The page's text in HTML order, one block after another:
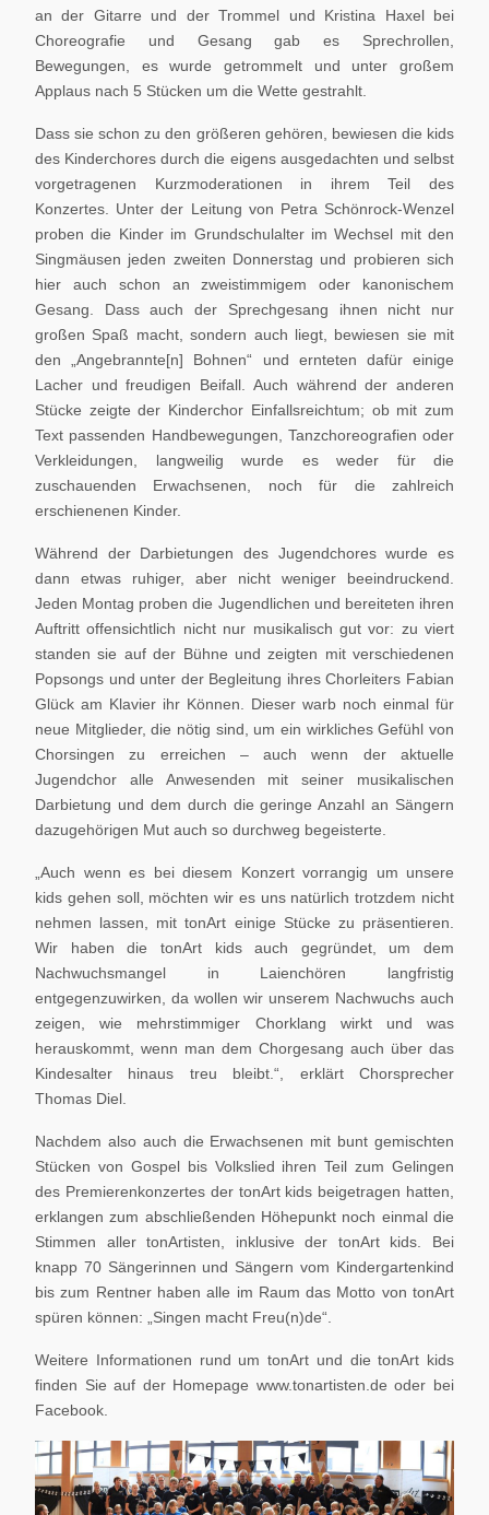
an der Gitarre und der Trommel und Kristina Haxel bei
Choreografie und Gesang gab es Sprechrollen,
Bewegungen, es wurde getrommelt und unter großem
Applaus nach 5 Stücken um die Wette gestrahlt.
Dass sie schon zu den größeren gehören, bewiesen die kids
des Kinderchores durch die eigens ausgedachten und selbst
vorgetragenen Kurzmoderationen in ihrem Teil des
Konzertes. Unter der Leitung von Petra Schönrock-Wenzel
proben die Kinder im Grundschulalter im Wechsel mit den
Singmäusen jeden zweiten Donnerstag und probieren sich
hier auch schon an zweistimmigem oder kanonischem
Gesang. Dass auch der Sprechgesang ihnen nicht nur
großen Spaß macht, sondern auch liegt, bewiesen sie mit
den „Angebrannte[n] Bohnen“ und ernteten dafür einige
Lacher und freudigen Beifall. Auch während der anderen
Stücke zeigte der Kinderchor Einfallsreichtum; ob mit zum
Text passenden Handbewegungen, Tanzchoreografien oder
Verkleidungen, langweilig wurde es weder für die
zuschauenden Erwachsenen, noch für die zahlreich
erschienenen Kinder.
Während der Darbietungen des Jugendchores wurde es
dann etwas ruhiger, aber nicht weniger beeindruckend.
Jeden Montag proben die Jugendlichen und bereiteten ihren
Auftritt offensichtlich nicht nur musikalisch gut vor: zu viert
standen sie auf der Bühne und zeigten mit verschiedenen
Popsongs und unter der Begleitung ihres Chorleiters Fabian
Glück am Klavier ihr Können. Dieser warb noch einmal für
neue Mitglieder, die nötig sind, um ein wirkliches Gefühl von
Chorsingen zu erreichen – auch wenn der aktuelle
Jugendchor alle Anwesenden mit seiner musikalischen
Darbietung und dem durch die geringe Anzahl an Sängern
dazugehörigen Mut auch so durchweg begeisterte.
„Auch wenn es bei diesem Konzert vorrangig um unsere
kids gehen soll, möchten wir es uns natürlich trotzdem nicht
nehmen lassen, mit tonArt einige Stücke zu präsentieren.
Wir haben die tonArt kids auch gegründet, um dem
Nachwuchsmangel in Laienchören langfristig
entgegenzuwirken, da wollen wir unserem Nachwuchs auch
zeigen, wie mehrstimmiger Chorklang wirkt und was
herauskommt, wenn man dem Chorgesang auch über das
Kindesalter hinaus treu bleibt.“, erklärt Chorsprecher
Thomas Diel.
Nachdem also auch die Erwachsenen mit bunt gemischten
Stücken von Gospel bis Volkslied ihren Teil zum Gelingen
des Premierenkonzertes der tonArt kids beigetragen hatten,
erklangen zum abschließenden Höhepunkt noch einmal die
Stimmen aller tonArtisten, inklusive der tonArt kids. Bei
knapp 70 Sängerinnen und Sängern vom Kindergartenkind
bis zum Rentner haben alle im Raum das Motto von tonArt
spüren können: „Singen macht Freu(n)de“.
Weitere Informationen rund um tonArt und die tonArt kids
finden Sie auf der Homepage www.tonartisten.de oder bei
Facebook.